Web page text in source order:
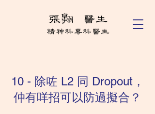
10 - 除咗 L2 同 Dropout，
仲有咩招可以防過擬合？